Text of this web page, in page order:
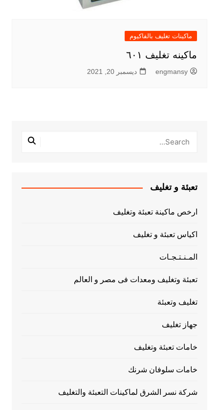
ماكينات تغليف بالفاكيوم
ماكينه تغليف ٦٠١
engmansy ديسمبر 20, 2021
تعبئة و تغليف
ارخص ماكينة تعبئة وتغليف
اكياس تعبئة و تغليف
المـنـتـجـات
تعبئة وتغليف ومعدات فى مصر و العالم
تغليف وتعبئة
جهاز تغليف
خامات تعبئة وتغليف
خامات سلوفان شرنك
شركة نسر الشرق لماكينات التعبئة والتغليف